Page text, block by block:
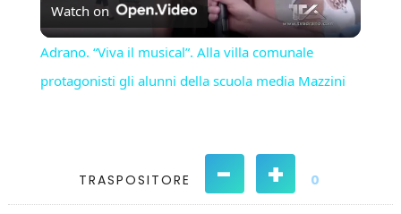
Video
Watch on
Adrano. “Viva il musical”. Alla villa comunale
protagonisti gli alunni della scuola media Mazzini
TRASPOSITORE - + 0